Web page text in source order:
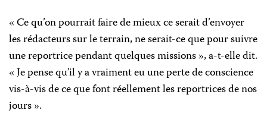
« Ce qu’on pourrait faire de mieux ce serait d’envoyer
les rédacteurs sur le terrain, ne serait-ce que pour suivre
une reportrice pendant quelques missions », a-t-elle dit.
« Je pense qu’il y a vraiment eu une perte de conscience
vis-à-vis de ce que font réellement les reportrices de nos
jours ».